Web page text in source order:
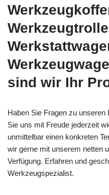
sind wir Ihr
Haben Sie Fragen zu
Sie uns mit Freude jederzeit
unmittelbar einen konkreten
wir gerne mit unserem netten
Verfügung. Erfahren und
Werkzeugspezialist.